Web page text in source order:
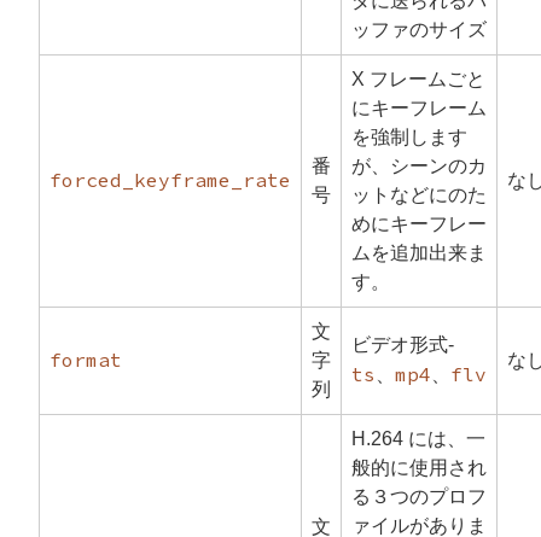
ッファのサイズ
forced_keyframe_rate
番
号
X フレームごと
にキーフレーム
を強制します
が、シーンのカ
ットなどにのた
めにキーフレー
ムを追加出来ま
す。
な
format
文
字
列
ビデオ形式-
ts mp4 flv
な
文
H.264 には、一
般的に使用され
る３つのプロフ
ァイルがありま